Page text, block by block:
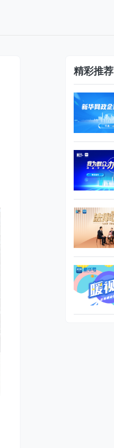
精彩推荐